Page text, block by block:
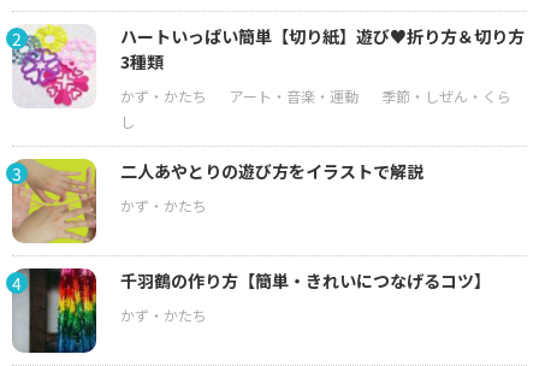
2
ハートいっぱい簡単【切り紙】遊び♥折り方＆切り方
3種類
3 二人あやとりの遊び方をイラストで解説
4 千羽鶴の作り方【簡単・きれいにつなげるコツ】